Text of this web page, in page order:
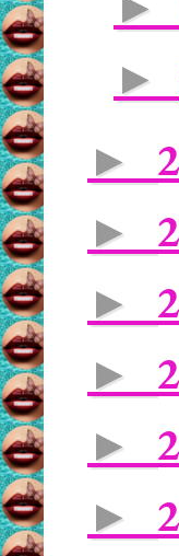
►
►
►
►
►
►
►